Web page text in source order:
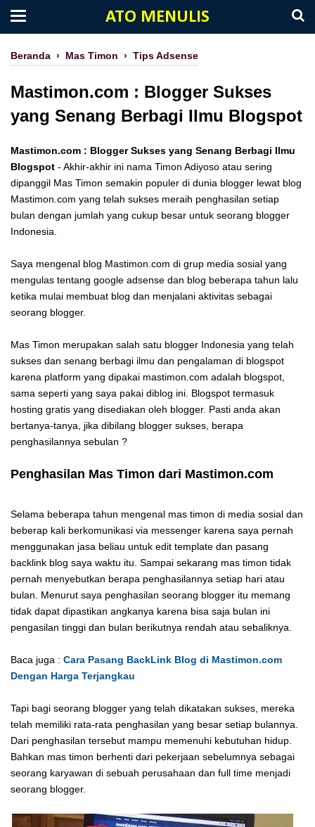
ATO MENULIS
Beranda › Mas Timon › Tips Adsense
Mastimon.com : Blogger Sukses
yang Senang Berbagi Ilmu Blogspot
Mastimon.com : Blogger Sukses yang Senang Berbagi Ilmu
Blogspot - Akhir-akhir ini nama Timon Adiyoso atau sering
dipanggil Mas Timon semakin populer di dunia blogger lewat blog
Mastimon.com yang telah sukses meraih penghasilan setiap
bulan dengan jumlah yang cukup besar untuk seorang blogger
Indonesia.
Saya mengenal blog Mastimon.com di grup media sosial yang
mengulas tentang google adsense dan blog beberapa tahun lalu
ketika mulai membuat blog dan menjalani aktivitas sebagai
seorang blogger.
Mas Timon merupakan salah satu blogger Indonesia yang telah
sukses dan senang berbagi ilmu dan pengalaman di blogspot
karena platform yang dipakai mastimon.com adalah blogspot,
sama seperti yang saya pakai diblog ini. Blogspot termasuk
hosting gratis yang disediakan oleh blogger. Pasti anda akan
bertanya-tanya, jika dibilang blogger sukses, berapa
penghasilannya sebulan ?
Penghasilan Mas Timon dari Mastimon.com
Selama beberapa tahun mengenal mas timon di media sosial dan
beberap kali berkomunikasi via messenger karena saya pernah
menggunakan jasa beliau untuk edit template dan pasang
backlink blog saya waktu itu. Sampai sekarang mas timon tidak
pernah menyebutkan berapa penghasilannya setiap hari atau
bulan. Menurut saya penghasilan seorang blogger itu memang
tidak dapat dipastikan angkanya karena bisa saja bulan ini
pengasilan tinggi dan bulan berikutnya rendah atau sebaliknya.
Baca juga : Cara Pasang BackLink Blog di Mastimon.com
Dengan Harga Terjangkau
Tapi bagi seorang blogger yang telah dikatakan sukses, mereka
telah memiliki rata-rata penghasilan yang besar setiap bulannya.
Dari penghasilan tersebut mampu memenuhi kebutuhan hidup.
Bahkan mas timon berhenti dari pekerjaan sebelumnya sebagai
seorang karyawan di sebuah perusahaan dan full time menjadi
seorang blogger.